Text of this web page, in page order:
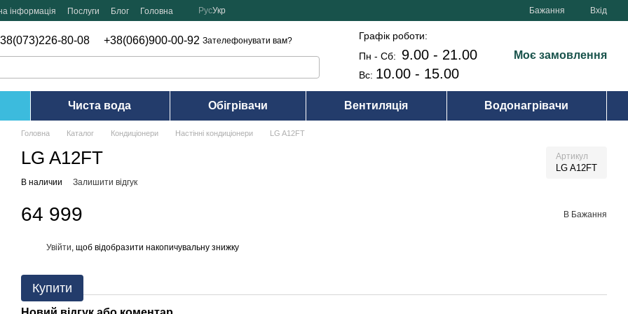
інформація Послуги Блог Головна РусУкр Бажання Вхід
80-08 +38(066)900-00-92 Зателефонувати вам?
Графік роботи:
Пн - Сб: 9.00 - 21.00
Вс: 10.00 - 15.00
Моє замовлення
Чиста вода Обігрівачи Вентиляція Водонагрівачи
Головна Каталог Кондиціонери Настінні кондиціонери LG A12FT
LG A12FT Артикул
LG A12FT
В наличии Залишити відгук
64 999 В Бажання
Увійти , щоб відобразити накопичувальну знижку
Купити